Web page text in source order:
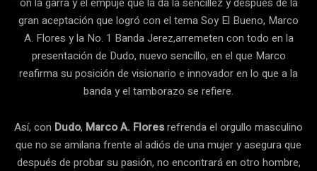
gran aceptación que logró con el tema Soy El Bueno, Marco
A. Flores y la No. 1 Banda Jerez,arremeten con todo en la
presentación de Dudo, nuevo sencillo, en el que Marco
reafirma su posición de visionario e innovador en lo que a la
banda y el tamborazo se refiere.
Así, con Dudo, Marco A. Floresrefrenda el orgullo masculino
que no se amilana frente al adiós de una mujer y asegura que
después de probar su pasión, no encontrará en otro hombre,